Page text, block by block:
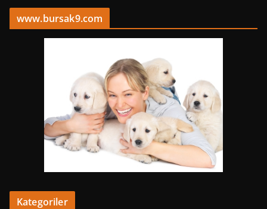
www.bursak9.com
Kategoriler